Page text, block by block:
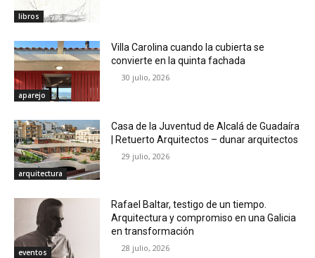
libros
aparejo
Villa Carolina cuando la cubierta se
convierte en la quinta fachada
30 julio, 2026
arquitectura
Casa de la Juventud de Alcalá de Guadaíra
| Retuerto Arquitectos – dunar arquitectos
29 julio, 2026
eventos
Rafael Baltar, testigo de un tiempo.
Arquitectura y compromiso en una Galicia
en transformación
28 julio, 2026